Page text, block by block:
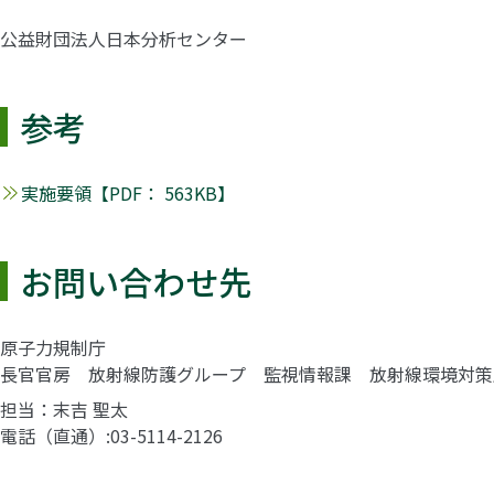
公益財団法人日本分析センター
参考
実施要領【PDF： 563KB】
お問い合わせ先
原子力規制庁
長官官房 放射線防護グループ 監視情報課 放射線環境対
担当：末吉 聖太
電話（直通）
03-5114-2126